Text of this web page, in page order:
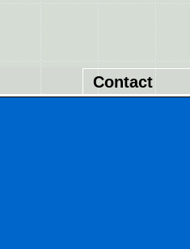
Contact